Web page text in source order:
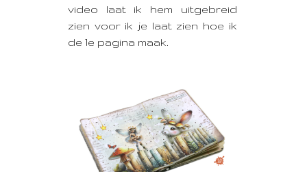
video laat ik hem uitgebreid
zien voor ik je laat zien hoe ik
de 1e pagina maak.